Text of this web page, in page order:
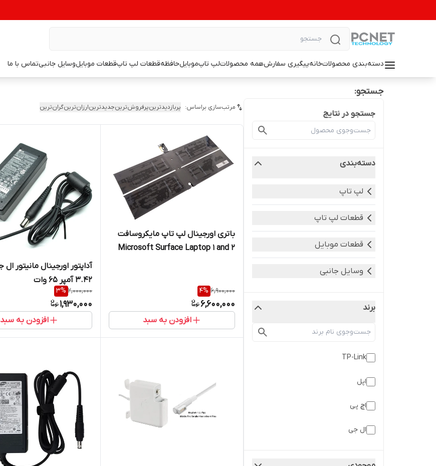
دسته‌بندی محصولاتخانهپیگیری سفارشهمه محصولاتلپ تاپموبایلحافظهقطعات لپ تاپقطعات موبایلوسایل جانبیتماس با ما
جستجو:
جستجو در نتایج
دسته‌بندی
لپ تاپ
قطعات لپ تاپ
قطعات موبایل
وسایل جانبی
برند
TP-Link
اپل
اچ پی
ال جی
مرتب‌سازی براساس: پربازدیدترینپرفروش‌ترینجدیدترینارزان‌ترینگران‌ترین
باتری اورجینال لپ تاپ مایکروسافت
Microsoft Surface Laptop 1 and 2
6,900,000
4%
6,600,000
افزودن به سبد
3.42 آمپر 65 وات
2,000,000
3%
1,930,000
افزودن به سبد